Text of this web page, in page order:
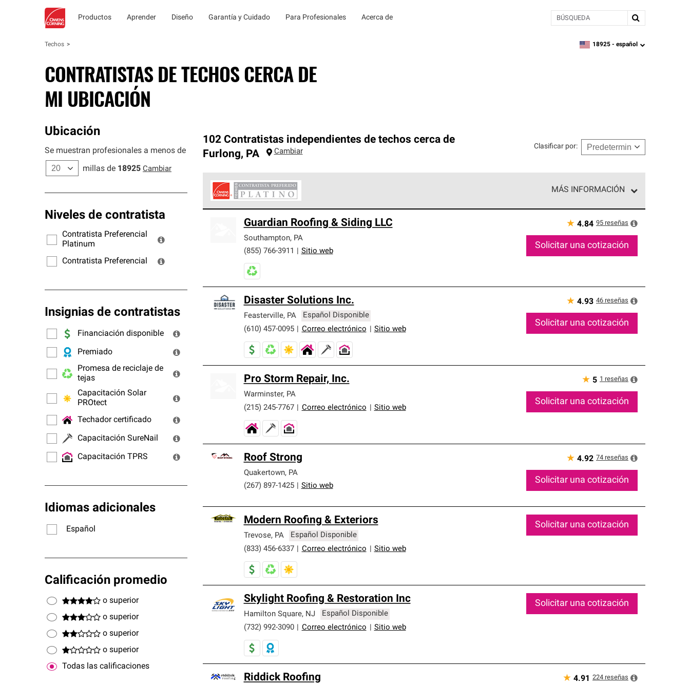
Productos Aprender Diseño Garantía y Cuidado Para Profesionales Acerca de BÚSQUEDA
Techos zipcode,language
18925 - español
CONTRATISTAS DE TECHOS CERCA DE
MI UBICACIÓN
Ubicación
Se muestran profesionales a menos de
millas de 18925 Cambiar
Niveles de contratista
Contratista Preferencial
Platinum
Contratista Preferencial
Insignias de contratistas
Financiación disponible
Premiado
Promesa de reciclaje de
tejas
Capacitación Solar
PROtect
Techador certificado
Capacitación SureNail
Capacitación TPRS
Idiomas adicionales
Español
Calificación promedio
o superior
o superior
o superior
o superior
Todas las calificaciones
102 Contratistas independientes de techos cerca de
Furlong, PA Cambiar
Clasificar por:
MÁS INFORMACIÓN
cumplen con estándares estrictos de profesionalismo, confiabilidad y destreza incomparable. Solo ellos pueden
ofrecer nuestra mejor garantía de sistemas de techos.
Guardian Roofing & Siding LLC
Southampton, PA
(855) 766-3911
Sitio web
★ 4.84 95 reseñas
Solicitar una cotización
Disaster Solutions Inc.
Feasterville, PA
Español Disponible
(610) 457-0095
Correo electrónico Sitio web
★ 4.93 46 reseñas
Solicitar una cotización
Pro Storm Repair, Inc.
Warminster, PA
(215) 245-7767
Correo electrónico Sitio web
★ 5 1 reseñas
Solicitar una cotización
Roof Strong
Quakertown, PA
(267) 897-1425
Sitio web
★ 4.92 74 reseñas
Solicitar una cotización
Modern Roofing & Exteriors
Trevose, PA
Español Disponible
(833) 456-6337
Correo electrónico Sitio web
Solicitar una cotización
Skylight Roofing & Restoration Inc
Hamilton Square, NJ
Español Disponible
(732) 992-3090
Correo electrónico Sitio web
Solicitar una cotización
Riddick Roofing ★ 4.91 224 reseñas